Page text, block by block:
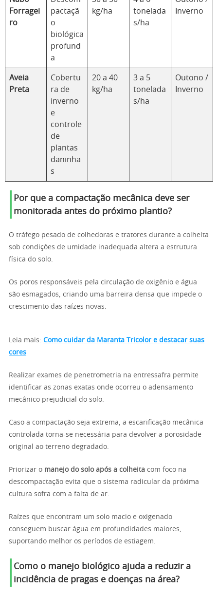
Forragei
ro
pactaçã
o
biológica
profund
a
kg/ha
tonelada
s/ha
Inverno
Aveia
Preta
Cobertu
ra de
inverno
e
controle
de
plantas
daninha
s
20 a 40
kg/ha
3 a 5
tonelada
s/ha
Outono /
Inverno
Por que a compactação mecânica deve ser
monitorada antes do próximo plantio?
O tráfego pesado de colhedoras e tratores durante a colheita
sob condições de umidade inadequada altera a estrutura
física do solo.
Os poros responsáveis pela circulação de oxigênio e água
são esmagados, criando uma barreira densa que impede o
crescimento das raízes novas.
Leia mais: Como cuidar da Maranta Tricolor e destacar suas
cores
Realizar exames de penetrometria na entressafra permite
identificar as zonas exatas onde ocorreu o adensamento
mecânico prejudicial do solo.
Caso a compactação seja extrema, a escarificação mecânica
controlada torna-se necessária para devolver a porosidade
original ao terreno degradado.
Priorizar o manejo do solo após a colheita com foco na
descompactação evita que o sistema radicular da próxima
cultura sofra com a falta de ar.
Raízes que encontram um solo macio e oxigenado
conseguem buscar água em profundidades maiores,
suportando melhor os períodos de estiagem.
Como o manejo biológico ajuda a reduzir a
incidência de pragas e doenças na área?